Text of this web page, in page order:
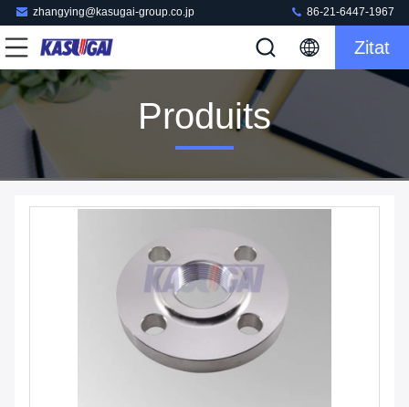
zhangying@kasugai-group.co.jp 86-21-6447-1967
Zitat
Produits